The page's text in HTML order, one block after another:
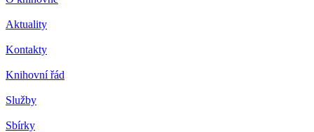
Aktuality
Kontakty
Knihovní řád
Služby
Sbírky